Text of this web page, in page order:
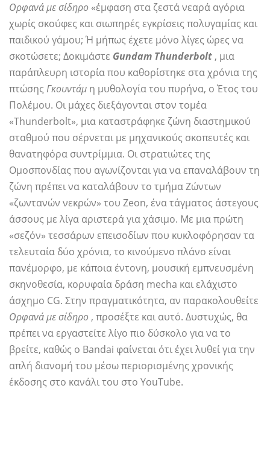
Ορφανά με σίδηρο «έμφαση στα ζεστά νεαρά αγόρια
χωρίς σκούφες και σιωπηρές εγκρίσεις πολυγαμίας και
παιδικού γάμου; Ή μήπως έχετε μόνο λίγες ώρες να
σκοτώσετε; Δοκιμάστε Gundam Thunderbolt , μια
παράπλευρη ιστορία που καθορίστηκε στα χρόνια της
πτώσης Γκουντάμ η μυθολογία του πυρήνα, ο Έτος του
Πολέμου. Οι μάχες διεξάγονται στον τομέα
«Thunderbolt», μια καταστράφηκε ζώνη διαστημικού
σταθμού που σέρνεται με μηχανικούς σκοπευτές και
θανατηφόρα συντρίμμια. Οι στρατιώτες της
Ομοσπονδίας που αγωνίζονται για να επαναλάβουν τη
ζώνη πρέπει να καταλάβουν το τμήμα Ζώντων
«ζωντανών νεκρών» του Zeon, ένα τάγματος άστεγους
άσσους με λίγα αριστερά για χάσιμο. Με μια πρώτη
«σεζόν» τεσσάρων επεισοδίων που κυκλοφόρησαν τα
τελευταία δύο χρόνια, το κινούμενο πλάνο είναι
πανέμορφο, με κάποια έντονη, μουσική εμπνευσμένη
σκηνοθεσία, κορυφαία δράση mecha και ελάχιστο
άσχημο CG. Στην πραγματικότητα, αν παρακολουθείτε
Ορφανά με σίδηρο , προσέξτε και αυτό. Δυστυχώς, θα
πρέπει να εργαστείτε λίγο πιο δύσκολο για να το
βρείτε, καθώς ο Bandai φαίνεται ότι έχει λυθεί για την
απλή διανομή του μέσω περιορισμένης χρονικής
έκδοσης στο κανάλι του στο YouTube.